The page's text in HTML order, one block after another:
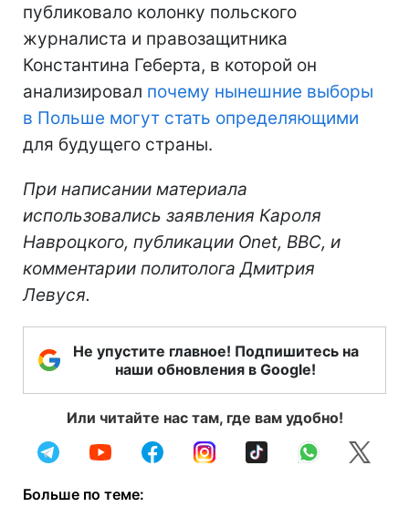
публиковало колонку польского
журналиста и правозащитника
Константина Геберта, в которой он
анализировал почему нынешние выборы
в Польше могут стать определяющими
для будущего страны.
При написании материала
использовались заявления Кароля
Навроцкого, публикации Onet, BBC, и
комментарии политолога Дмитрия
Левуся.
Не упустите главное! Подпишитесь на
наши обновления в Google!
Или читайте нас там, где вам удобно!
Больше по теме: